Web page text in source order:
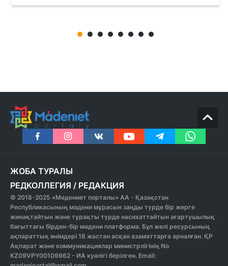
ЖОБА ТУРАЛЫ
РЕДКОЛЛЕГИЯ / РЕДАКЦИЯ
© 2018-2025 «Мәдениет порталы» АА - Қазақстан
Республикасының мәдени мұрасын заңды түрде бір жерге
жинақтайтын және тұрақты түрде насихаттайтын ағартушылық
бағыттағы бірден-бір мәдени платформа. Бұл желі ресурсының
ақпараттық өнімдері 18 жастан асқан азаматтарға арналған. ҚР
Ақпарат және коммуникациялар министрлігінің No
KZ09VPY00109962 - ИА куәлігі берілген. Email: